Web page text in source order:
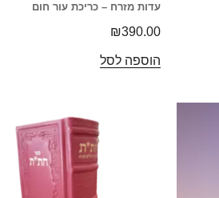
עדות מזרח – כריכת עור חום
₪390.00
הוספה לסל